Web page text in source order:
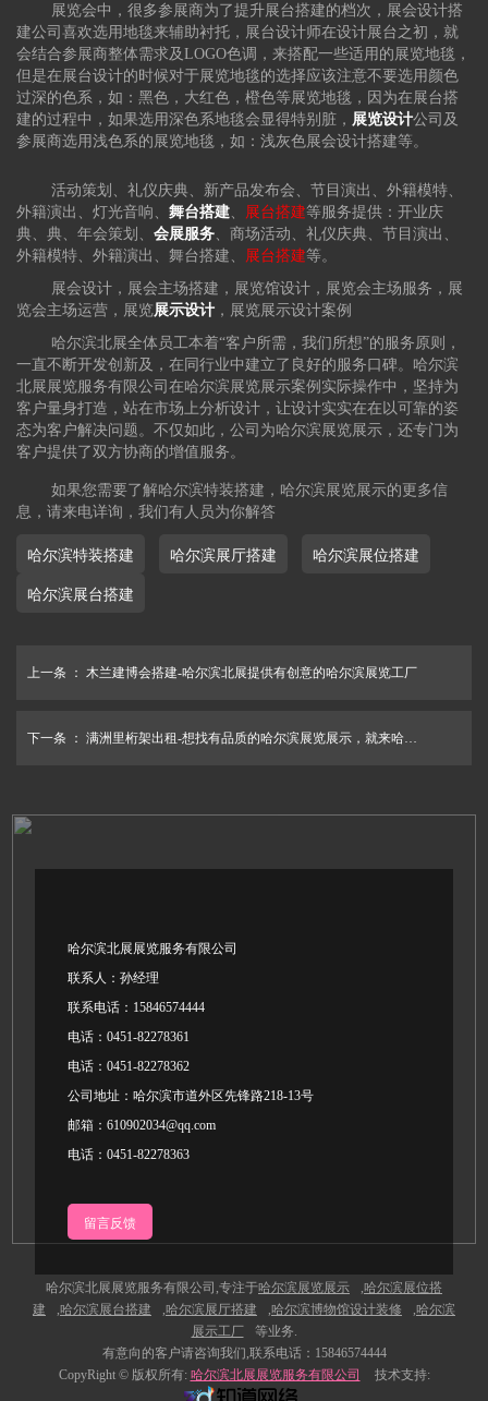
展览会中，很多参展商为了提升展台搭建的档次，展会设计搭
建公司喜欢选用地毯来辅助衬托，展台设计师在设计展台之初，就
会结合参展商整体需求及LOGO色调，来搭配一些适用的展览地毯，
但是在展台设计的时候对于展览地毯的选择应该注意不要选用颜色
过深的色系，如：黑色，大红色，橙色等展览地毯，因为在展台搭
建的过程中，如果选用深色系地毯会显得特别脏， 展览设计公司及
参展商选用浅色系的展览地毯，如：浅灰色展会设计搭建等。
活动策划、礼仪庆典、新产品发布会、节目演出、外籍模特、
外籍演出、灯光音响、舞台搭建 展台搭建等服务提供：开业庆
典、典、年会策划、会展服务 、商场活动、礼仪庆典、节目演出、
外籍模特、外籍演出、舞台搭建、
展台搭建等。
展会设计，展会主场搭建，展览馆设计，展览会主场服务，展
览会主场运营，展览展示设计 ，展览展示设计案例
哈尔滨北展全体员工本着“客户所需，我们所想”的服务原则，
一直不断开发创新及，在同行业中建立了良好的服务口碑。哈尔滨
北展展览服务有限公司在哈尔滨展览展示案例实际操作中，坚持为
客户量身打造，站在市场上分析设计，让设计实实在在以可靠的姿
态为客户解决问题。不仅如此，公司为哈尔滨展览展示，还专门为
客户提供了双方协商的增值服务。
如果您需要了解哈尔滨特装搭建，哈尔滨展览展示的更多信
息，请来电详询，我们有人员为你解答
哈尔滨特装搭建 哈尔滨展厅搭建
哈尔滨展位搭建
哈尔滨展台搭建
上一条 ： 木兰建博会搭建-哈尔滨北展提供有创意的哈尔滨展览工厂
下一条 ： 满洲里桁架出租-想找有品质的哈尔滨展览展示，就来哈尔滨北展
哈尔滨北展展览服务有限公司
联系人：孙经理
联系电话：15846574444
电话：0451-82278361
电话：0451-82278362
公司地址：哈尔滨市道外区先锋路218-13号
邮箱：610902034@qq.com
电话：0451-82278363
留言反馈
哈尔滨北展展览服务有限公司,专注于哈尔滨展览展示 ,哈尔滨展位搭
建
,哈尔滨展台搭建 ,哈尔滨展厅搭建 ,哈尔滨博物馆设计装修 ,哈尔滨
展示工厂
等业务.
有意向的客户请咨询我们,联系电话：15846574444
CopyRight © 版权所有: 哈尔滨北展展览服务有限公司 技术支持: